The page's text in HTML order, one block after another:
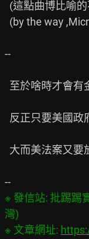
--
※ 發信站: 批踢踢
灣)
※ 文章網址: